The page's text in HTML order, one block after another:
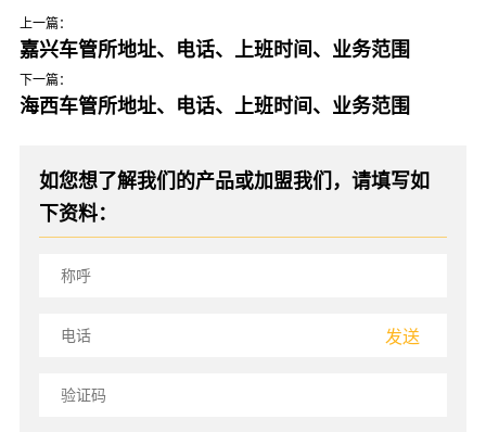
上一篇：
嘉兴车管所地址、电话、上班时间、业务范围
下一篇：
海西车管所地址、电话、上班时间、业务范围
如您想了解我们的产品或加盟我们，请填写如
下资料：
发送